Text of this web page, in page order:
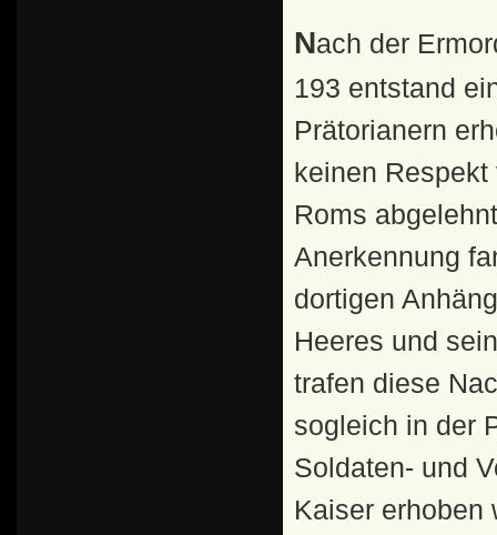
Nach der Ermordung des Kaisers Pertinax am 28. März
193 entstand
Prätorianern
keinen
Roms
Anerkennung
dortigen
Heeres und
trafen diese
sogleich in der
Soldaten- und
Kaiser erhoben